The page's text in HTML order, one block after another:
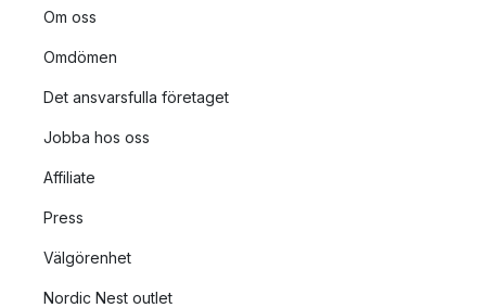
Om oss
Omdömen
Det ansvarsfulla företaget
Jobba hos oss
Affiliate
Press
Välgörenhet
Nordic Nest outlet